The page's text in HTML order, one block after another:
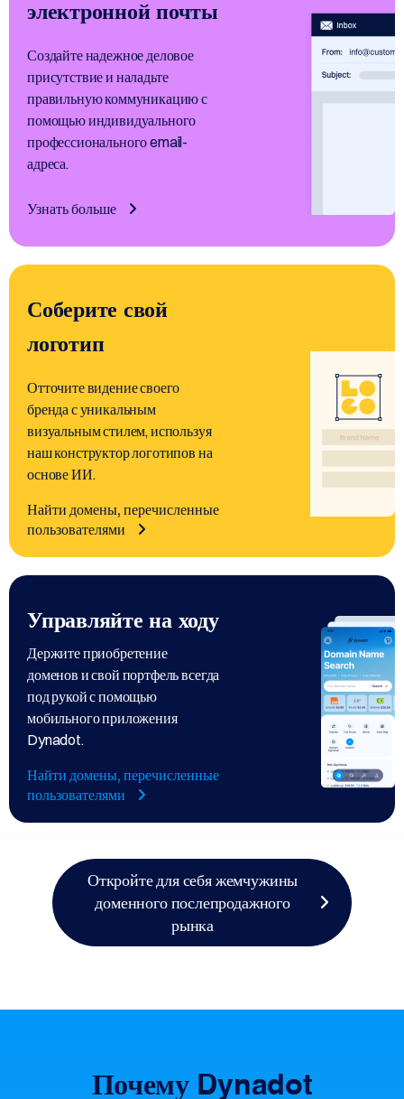
электронной почты
Создайте надежное деловое
присутствие и наладьте
правильную коммуникацию с
помощью индивидуального
профессионального email-
адреса.
Узнать больше
Соберите свой
логотип
Отточите видение своего
бренда с уникальным
визуальным стилем, используя
наш конструктор логотипов на
основе ИИ.
Найти домены, перечисленные
пользователями
Управляйте на ходу
Держите приобретение
доменов и свой портфель всегда
под рукой с помощью
мобильного приложения
Dynadot.
Найти домены, перечисленные
пользователями
Откройте для себя жемчужины
доменного послепродажного
рынка
Почему Dynadot